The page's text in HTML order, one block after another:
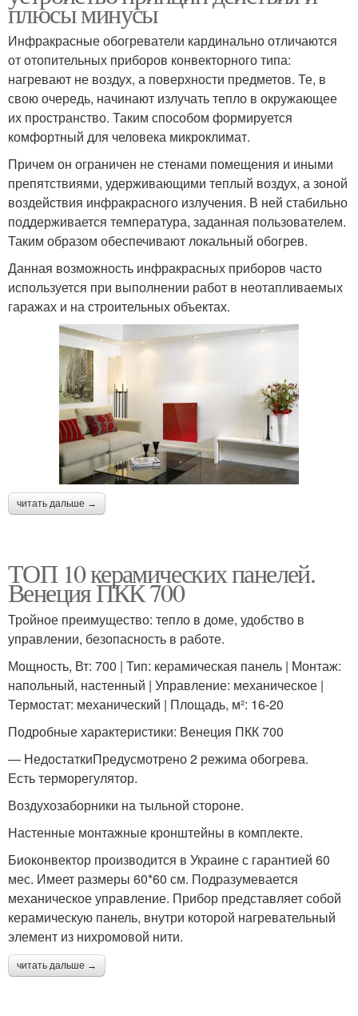
плюсы минусы
Инфракрасные обогреватели кардинально отличаются
от отопительных приборов конвекторного типа:
нагревают не воздух, а поверхности предметов. Те, в
свою очередь, начинают излучать тепло в окружающее
их пространство. Таким способом формируется
комфортный для человека микроклимат.
Причем он ограничен не стенами помещения и иными
препятствиями, удерживающими теплый воздух, а зоной
воздействия инфракрасного излучения. В ней стабильно
поддерживается температура, заданная пользователем.
Таким образом обеспечивают локальный обогрев.
Данная возможность инфракрасных приборов часто
используется при выполнении работ в неотапливаемых
гаражах и на строительных объектах.
читать дальше →
ТОП 10 керамических панелей.
Венеция ПКК 700
Тройное преимущество: тепло в доме, удобство в
управлении, безопасность в работе.
Мощность, Вт: 700 | Тип: керамическая панель | Монтаж:
напольный, настенный | Управление: механическое |
Термостат: механический | Площадь, м²: 16-20
Подробные характеристики: Венеция ПКК 700
— НедостаткиПредусмотрено 2 режима обогрева.
Есть терморегулятор.
Воздухозаборники на тыльной стороне.
Настенные монтажные кронштейны в комплекте.
Биоконвектор производится в Украине с гарантией 60
мес. Имеет размеры 60*60 см. Подразумевается
механическое управление. Прибор представляет собой
керамическую панель, внутри которой нагревательный
элемент из нихромовой нити.
читать дальше →